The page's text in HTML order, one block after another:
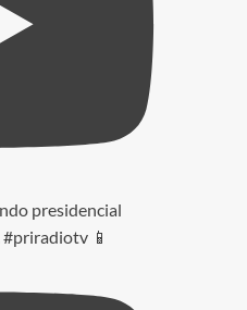
presidencial
📱